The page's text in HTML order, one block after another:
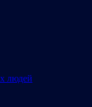
людей